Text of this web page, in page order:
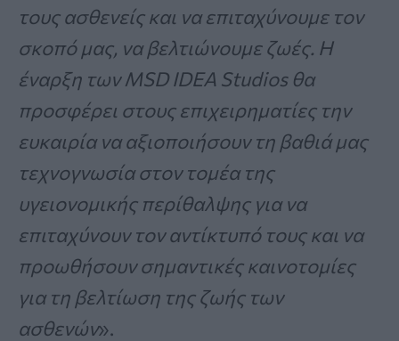
τους ασθενείς και να επιταχύνουμε τον
σκοπό μας, να βελτιώνουμε ζωές. Η
έναρξη των MSD IDEA Studios θα
προσφέρει στους επιχειρηματίες την
ευκαιρία να αξιοποιήσουν τη βαθιά μας
τεχνογνωσία στον τομέα της
υγειονομικής περίθαλψης για να
επιταχύνουν τον αντίκτυπό τους και να
προωθήσουν σημαντικές καινοτομίες
για τη βελτίωση της ζωής των
ασθενών».